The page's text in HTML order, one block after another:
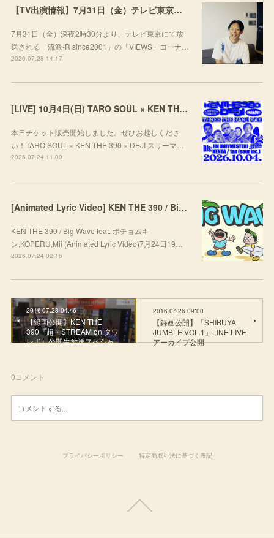
【TV出演情報】7月31日（金）テレビ東京「流派-R since2001」
7月31日（金）深夜2時30分より、テレビ東京にて放
送される「流派-R since2001」の「VIEWS」コーナ…
2026.07.28 14:17
[LIVE] 10月4日(日) TARO SOUL × KEN THE 390 × DEJI スリーマンLIVE "THREE THE HARD WAY” @ ORD. 代官山
本日チケット販売開始しました。ぜひお越しくださ
い！TARO SOUL × KEN THE 390 × DEJI スリーマ…
2026.07.24 11:00
[Animated Lyric Video] KEN THE 390 / Big Wave feat. ポチョムキン,KOPERU,Mii
KEN THE 390 / Big Wave feat. ポチョムキ
ン,KOPERU,Mii (Animated Lyric Video)7月24日19…
2026.07.24 02:16
2016.07.28 04:46
【録画公開】KEN THE
390『超・STREAM on タワ
レボ』公開生放送スペシャ…
2016.07.26 09:00
【録画公開】「SHIBUYA
JUMBLE VOL.1」LINE LIVE
アーカイブ公開
0コメント
プライバシーポリシー 特定商取引法に基づく表記